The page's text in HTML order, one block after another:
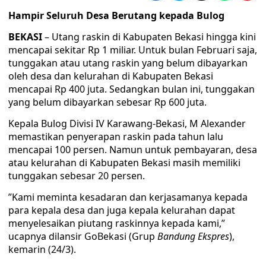
Hampir Seluruh Desa Berutang kepada Bulog
BEKASI– Utang raskin di Kabupaten Bekasi hingga kini
mencapai sekitar Rp 1 miliar. Untuk bulan Februari saja,
tunggakan atau utang raskin yang belum dibayarkan
oleh desa dan kelurahan di Kabupaten Bekasi
mencapai Rp 400 juta. Sedangkan bulan ini, tunggakan
yang belum dibayarkan sebesar Rp 600 juta.
Kepala Bulog Divisi IV Karawang-Bekasi, M Alexander
memastikan penyerapan raskin pada tahun lalu
mencapai 100 persen. Namun untuk pembayaran, desa
atau kelurahan di Kabupaten Bekasi masih memiliki
tunggakan sebesar 20 persen.
”Kami meminta kesadaran dan kerjasamanya kepada
para kepala desa dan juga kepala kelurahan dapat
menyelesaikan piutang raskinnya kepada kami,”
ucapnya dilansir GoBekasi (Grup Bandung Ekspres),
kemarin (24/3).